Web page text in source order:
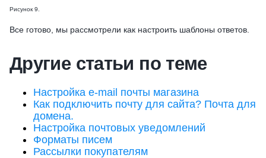
Рисунок 9.
Все готово, мы рассмотрели как настроить шаблоны ответов.
Другие статьи по теме
Настройка e-mail почты магазина
Как подключить почту для сайта? Почта для
домена.
Настройка почтовых уведомлений
Форматы писем
Рассылки покупателям